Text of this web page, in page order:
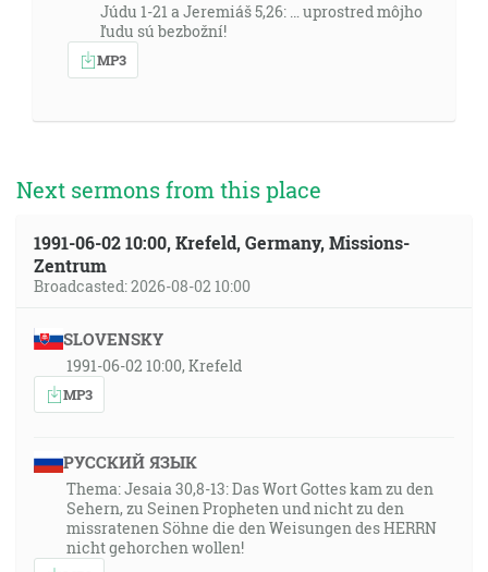
Júdu 1-21 a Jeremiáš 5,26: … uprostred môjho
ľudu sú bezbožní!
MP3
Next sermons from this place
1991-06-02 10:00, Krefeld, Germany, Missions-
Zentrum
Broadcasted: 2026-08-02 10:00
SLOVENSKY
1991-06-02 10:00, Krefeld
MP3
РУССКИЙ ЯЗЫК
Thema: Jesaia 30,8-13: Das Wort Gottes kam zu den
Sehern, zu Seinen Propheten und nicht zu den
missratenen Söhne die den Weisungen des HERRN
nicht gehorchen wollen!